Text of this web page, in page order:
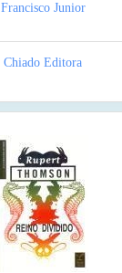
Francisco Junior
Chiado Editora